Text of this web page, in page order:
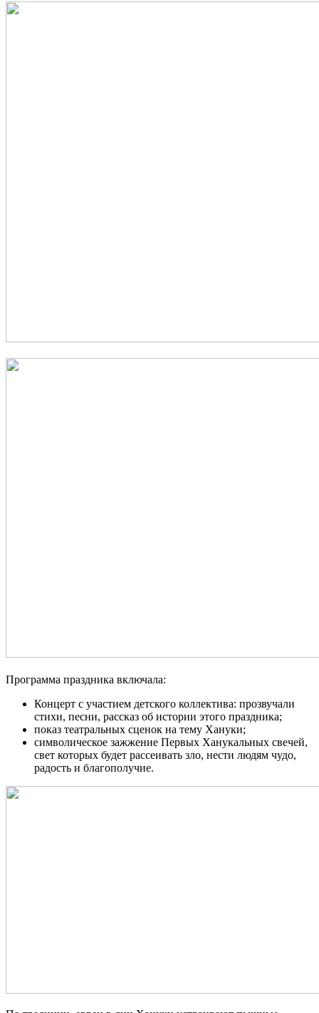
Программа праздника включала:
Концерт с участием детского коллектива: прозвучали
стихи, песни, рассказ об истории этого праздника;
показ театральных сценок на тему Хануки;
символическое зажжение Первых Ханукальных свечей,
свет которых будет рассеивать зло, нести людям чудо,
радость и благополучие.